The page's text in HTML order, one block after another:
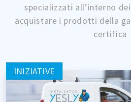
specializzati all’interno
acquistare i prodotti della
certifica
INIZIATIVE